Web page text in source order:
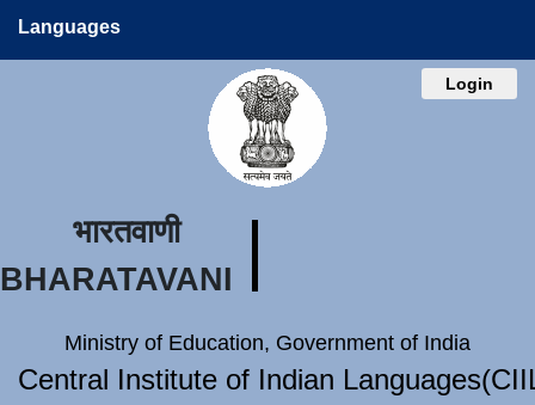
Languages
Login
भारतवाणी
BHARATAVANI
Ministry of Education, Government of India
Central Institute of Indian